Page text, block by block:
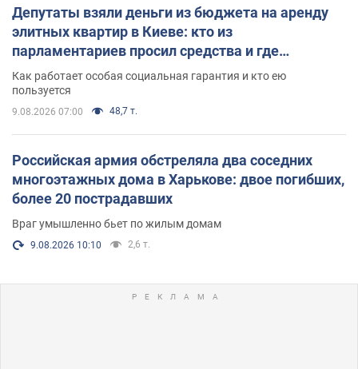
Депутаты взяли деньги из бюджета на аренду
элитных квартир в Киеве: кто из
парламентариев просил средства и где
поселился
Как работает особая социальная гарантия и кто ею
пользуется
9.08.2026 07:00 48,7 т.
Российская армия обстреляла два соседних
многоэтажных дома в Харькове: двое погибших,
более 20 пострадавших
Враг умышленно бьет по жилым домам
9.08.2026 10:10 2,6 т.